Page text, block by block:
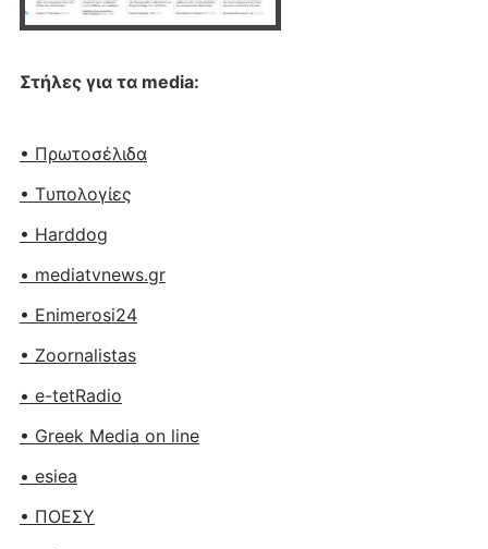
Στήλες για τα media:
• Πρωτοσέλιδα
• Tυπολογίες
• Harddog
• mediatvnews.gr
• Enimerosi24
• Zoornalistas
• e-tetRadio
• Greek Media on line
• esiea
• ΠΟΕΣΥ